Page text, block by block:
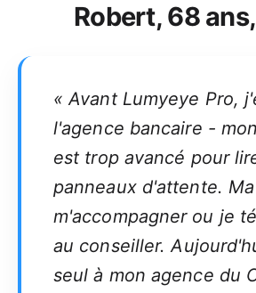
Robert, 68 ans,
« Avant Lumyeye Pro,
l'agence bancaire -
est trop avancé pour
panneaux d'attente.
m'accompagner ou je
au conseiller.
seul à mon agence du